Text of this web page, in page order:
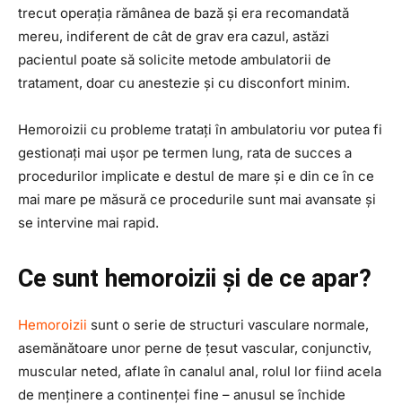
trecut operația rămânea de bază și era recomandată
mereu, indiferent de cât de grav era cazul, astăzi
pacientul poate să solicite metode ambulatorii de
tratament, doar cu anestezie și cu disconfort minim.
Hemoroizii cu probleme tratați în ambulatoriu vor putea fi
gestionați mai ușor pe termen lung, rata de succes a
procedurilor implicate e destul de mare și e din ce în ce
mai mare pe măsură ce procedurile sunt mai avansate și
se intervine mai rapid.
Ce sunt hemoroizii și de ce apar?
Hemoroizii sunt o serie de structuri vasculare normale,
asemănătoare unor perne de țesut vascular, conjunctiv,
muscular neted, aflate în canalul anal, rolul lor fiind acela
de menținere a continenței fine – anusul se închide